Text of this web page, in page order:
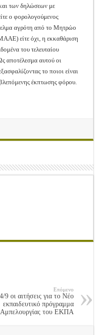
των δηλώσεων με
ο φορολογούμενος
αγρότη από το Μητρώο
είτε όχι, η εκκαθάριση
του τελευταίου
αποτέλεσμα αυτού οι
το ποιοι είναι
έκπτωσης φόρου.
Επόμενο
9 οι αιτήσεις για το Νέο
εκπαιδευτικό πρόγραμμα
Αμπελουργίας του ΕΚΠΑ